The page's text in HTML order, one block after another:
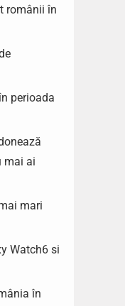
românii în
perioada
mai ai
mari
Watch6 si
în